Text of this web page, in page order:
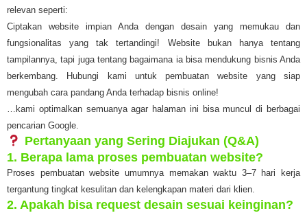
relevan seperti:
Ciptakan website impian Anda dengan desain yang memukau dan
fungsionalitas yang tak tertandingi! Website bukan hanya tentang
tampilannya, tapi juga tentang bagaimana ia bisa mendukung bisnis Anda
berkembang. Hubungi kami untuk pembuatan website yang siap
mengubah cara pandang Anda terhadap bisnis online!
…kami optimalkan semuanya agar halaman ini bisa muncul di berbagai
pencarian Google.
Pertanyaan yang Sering Diajukan (Q&A)
1. Berapa lama proses pembuatan website?
Proses pembuatan website umumnya memakan waktu 3–7 hari kerja
tergantung tingkat kesulitan dan kelengkapan materi dari klien.
2. Apakah bisa request desain sesuai keinginan?